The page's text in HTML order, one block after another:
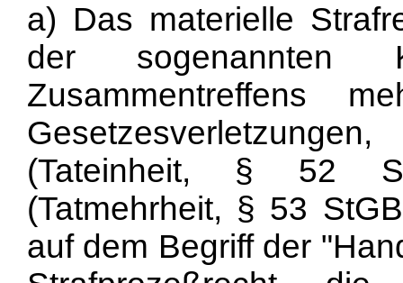
a) Das materielle
der sogenannten
Zusammentreffens
(Tateinheit, § 52
(Tatmehrheit, § 53
auf dem Begriff der